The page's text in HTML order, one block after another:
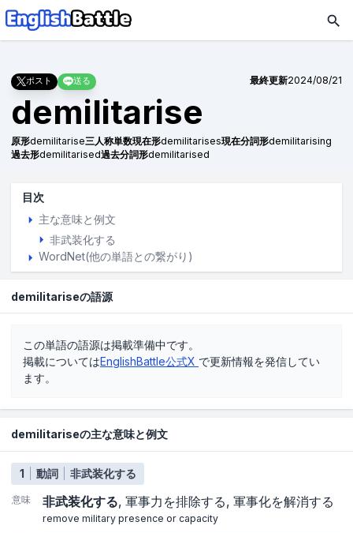
ポスト 送る 最終更新2024/08/21
demilitarise
原形demilitarise三人称単数現在形demilitarises現在分詞形demilitarising
過去形demilitarised過去分詞形demilitarised
目次
主な意味と例文
非武装化する
WordNet(他の単語との繋がり)
demilitariseの語源
この単語の語源は掲載準備中です。
掲載についてはEnglishBattle公式X で更新情報を発信してい
ます。
demilitariseの主な意味と例文
1 動詞 非武装化する
意味 非武装化する 軍事力を排除する 軍事化を解消する
remove military presence or capacity